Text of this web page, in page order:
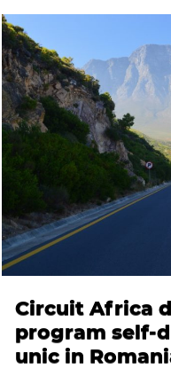
Circuit Africa
program self-
unic in